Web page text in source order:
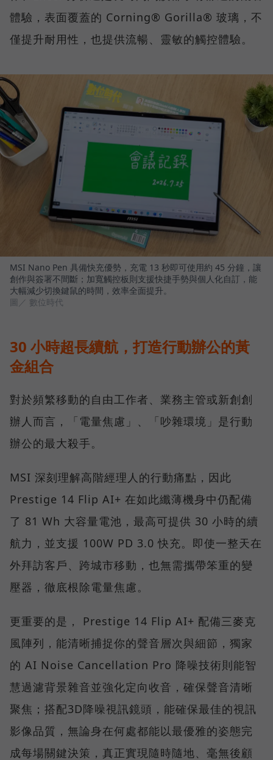
體驗，表面覆蓋的 Corning® Gorilla® 玻璃，不
僅提升耐用性，也提供流暢、靈敏的觸控體驗。
MSI Nano Pen 具備快充優勢，充電 13 秒即可使用約 45 分鐘，讓
創作與簽署不間斷；加寬觸控板則支援快捷手勢與個人化自訂，能
大幅減少切換鍵鼠的時間，效率全面提升。
圖／ 數位時代
30 小時超長續航，打造行動辦公的黃
金組合
對於頻繁移動的自由工作者、業務主管或新創創
辦人而言，「電量焦慮」、「吵雜環境」是行動
辦公的最大殺手。
MSI 深刻理解高階經理人的行動痛點，因此
Prestige 14 Flip AI+ 在如此纖薄機身中仍配備
了 81 Wh 大容量電池，最高可提供 30 小時的續
航力，並支援 100W PD 3.0 快充。即使一整天在
外拜訪客戶、跨城市移動，也無需攜帶笨重的變
壓器，徹底根除電量焦慮。
更重要的是， Prestige 14 Flip AI+ 配備三麥克
風陣列，能清晰捕捉你的聲音層次與細節，獨家
的 AI Noise Cancellation Pro 降噪技術則能智
慧過濾背景雜音並強化定向收音，確保聲音清晰
聚焦；搭配3D降噪視訊鏡頭，能確保最佳的視訊
影像品質，無論身在何處都能以最優雅的姿態完
成每場關鍵決策，真正實現隨時隨地、毫無後顧